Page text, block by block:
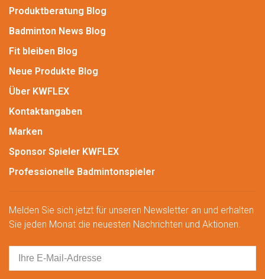
Produktberatung Blog
Badminton News Blog
Fit bleiben Blog
Neue Produkte Blog
Über KWFLEX
Kontaktangaben
Marken
Sponsor Spieler KWFLEX
Professionelle Badmintonspieler
Melden Sie sich jetzt für unseren Newsletter an und erhalten
Sie jeden Monat die neuesten Nachrichten und Aktionen.